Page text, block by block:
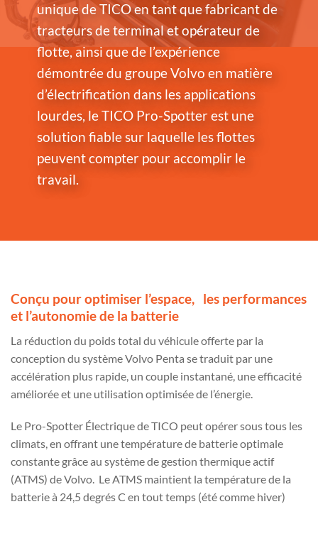
unique de TICO en tant que fabricant de
tracteurs de terminal et opérateur de
flotte, ainsi que de l’expérience
démontrée du groupe Volvo en matière
d’électrification dans les applications
lourdes, le TICO Pro-Spotter est une
solution fiable sur laquelle les flottes
peuvent compter pour accomplir le
travail.
Conçu pour optimiser l’espace, les performances
et l’autonomie de la batterie
La réduction du poids total du véhicule offerte par la
conception du système Volvo Penta se traduit par une
accélération plus rapide, un couple instantané, une efficacité
améliorée et une utilisation optimisée de l’énergie.
Le Pro-Spotter Électrique de TICO peut opérer sous tous les
climats, en offrant une température de batterie optimale
constante grâce au système de gestion thermique actif
(ATMS) de Volvo. Le ATMS maintient la température de la
batterie à 24,5 degrés C en tout temps (été comme hiver)